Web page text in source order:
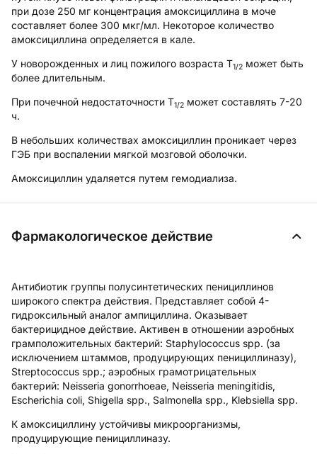
при дозе 250 мг концентрация амоксициллина в моче
составляет более 300 мкг/мл. Некоторое количество
амоксициллина определяется в кале.
У новорожденных и лиц пожилого возраста T1/2 может быть
более длительным.
При почечной недостаточности T1/2 может составлять 7-20
ч.
В небольших количествах амоксициллин проникает через
ГЭБ при воспалении мягкой мозговой оболочки.
Амоксициллин удаляется путем гемодиализа.
Фармакологическое действие
Антибиотик группы полусинтетических пенициллинов
широкого спектра действия. Представляет собой 4-
гидроксильный аналог ампициллина. Оказывает
бактерицидное действие. Активен в отношении аэробных
грамположительных бактерий: Staphylococcus spp. (за
исключением штаммов, продуцирующих пенициллиназу),
Streptococcus spp.; аэробных грамотрицательных
бактерий: Neisseria gonorrhoeae, Neisseria meningitidis,
Escherichia coli, Shigella spp., Salmonella spp., Klebsiella spp.
К амоксициллину устойчивы микроорганизмы,
продуцирующие пенициллиназу.